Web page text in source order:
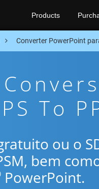
Products
Converter PowerPoint
To
ou o
bem
PowerPoint.